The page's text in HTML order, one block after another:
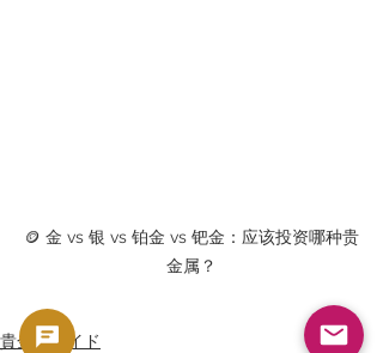
🪙 金 vs 银 vs 铂金 vs 钯金：应该投资哪种贵
金属？
貴金属ガイド